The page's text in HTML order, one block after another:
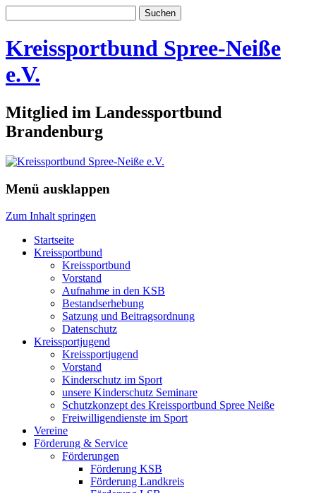
nach:
Kreissportbund Spree-Neiße
e.V.
Mitglied im Landessportbund
Brandenburg
Menü ausklappen
Zum Inhalt springen
Startseite
Kreissportbund
Kreissportbund
Vorstand
Aufnahme in den KSB
Bestandserhebung
Satzung und Beitragsordnung
Datenschutz
Kreissportjugend
Kreissportjugend
Vorstand
Kinderschutz im Sport
unsere Kinderschutz Seminare
Schutzkonzept des Kreissportbund Spree Neiße
Freiwilligendienste im Sport
Vereine
Förderung & Service
Förderungen
Förderung KSB
Förderung Landkreis